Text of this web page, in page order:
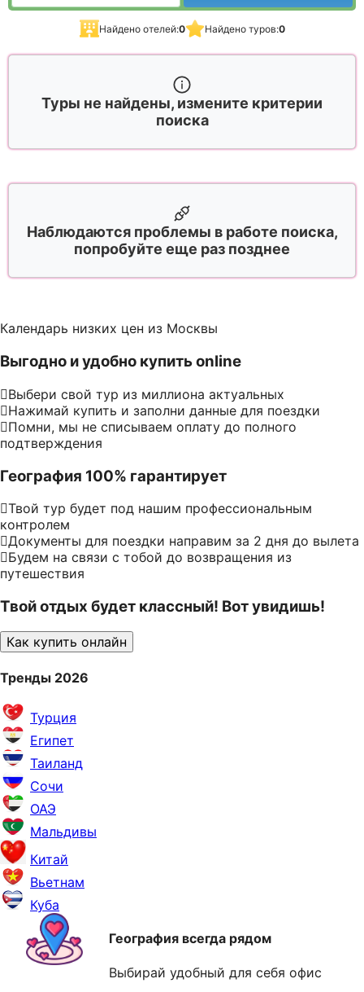
Найдено отелей:0 Найдено туров:0
Туры не найдены, измените критерии
поиска
Наблюдаются проблемы в работе поиска,
попробуйте еще раз позднее
Календарь низких цен из Москвы
Выгодно и удобно купить online
Выбери свой тур из миллиона актуальных
Нажимай купить и заполни данные для поездки
Помни, мы не списываем оплату до полного
подтверждения
География 100% гарантирует
Твой тур будет под нашим профессиональным
контролем
Документы для поездки направим за 2 дня до вылета
Будем на связи с тобой до возвращения из
путешествия
Твой отдых будет классный! Вот увидишь!
Как купить онлайн
Тренды 2026
Турция
Египет
Таиланд
Сочи
ОАЭ
Мальдивы
Китай
Вьетнам
Куба
География всегда рядом
Выбирай удобный для себя офис